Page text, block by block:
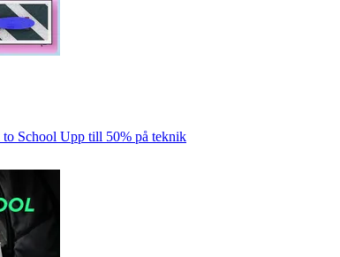
to School Upp till 50% på teknik